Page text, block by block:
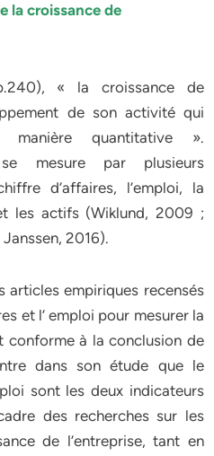
la croissance de
« la croissance de
de son activité qui
quantitative ».
mesure par plusieurs
d’affaires, l’emploi, la
les actifs (Wiklund, 2009 ;
2016).
articles empiriques recensés
et l’ emploi pour mesurer la
conforme à la conclusion de
dans son étude que le
sont les deux indicateurs
des recherches sur les
de l’entreprise, tant en